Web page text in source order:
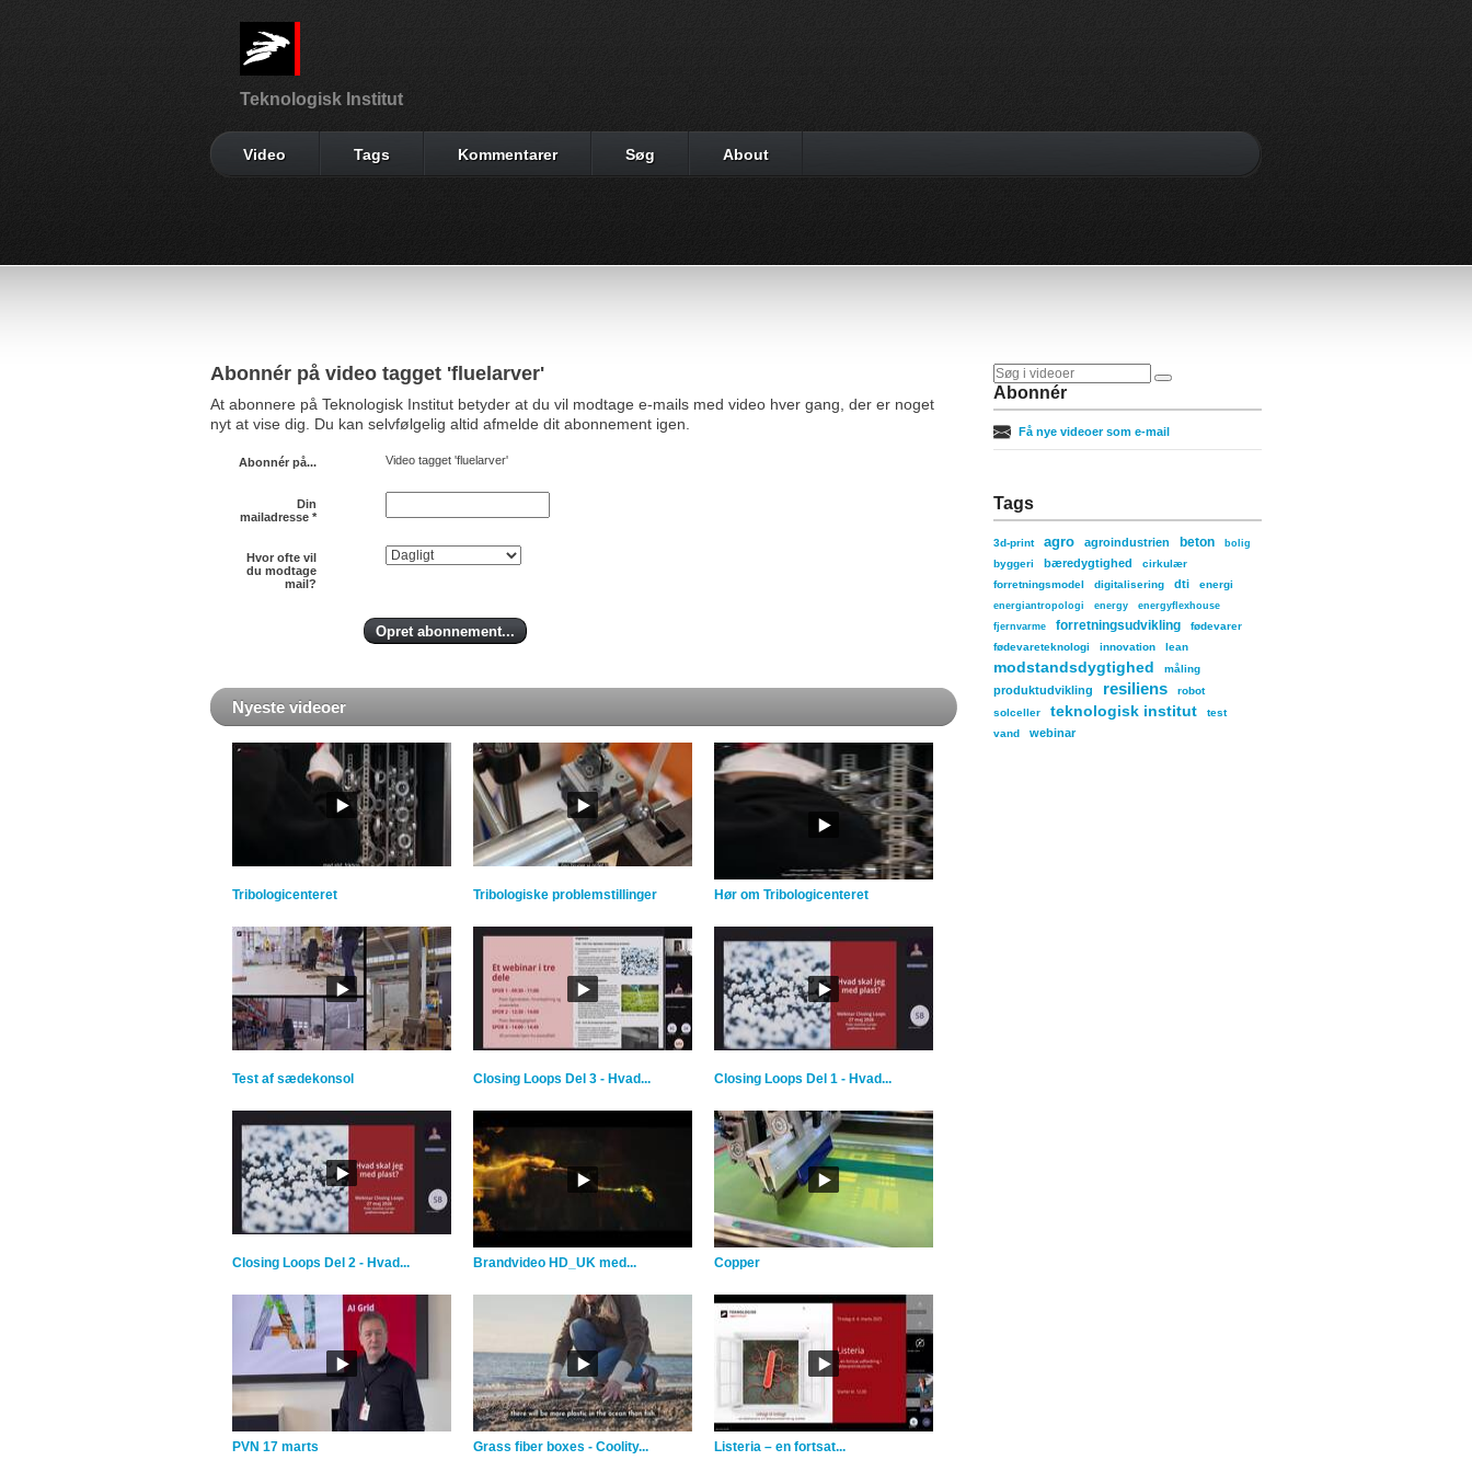
Teknologisk Institut
Video Tags Kommentarer Søg About
Abonnér
Få nye videoer som e-mail
Tags
3d-print agro agroindustrien beton bolig
byggeri bæredygtighed
cirkulær
forretningsmodel
digitalisering dti energi
energiantropologi energy
energyflexhouse
fjernvarme
forretningsudvikling
fødevarer
fødevareteknologi
innovation lean
modstandsdygtighed måling
produktudvikling resiliens
robot
solceller
teknologisk institut
test
vand
webinar
Abonnér på video tagget 'fluelarver'
At abonnere på Teknologisk Institut betyder at du vil modtage e-mails med video hver gang, der er noget
nyt at vise dig. Du kan selvfølgelig altid afmelde dit abonnement igen.
Abonnér på... Video tagget 'fluelarver'
Din
mailadresse *
Hvor ofte vil
du modtage
mail?
Nyeste videoer
Tribologicenteret Tribologiske problemstillinger Hør om Tribologicenteret
Test af sædekonsol Closing Loops Del 3 - Hvad... Closing Loops Del 1 - Hvad...
Closing Loops Del 2 - Hvad... Brandvideo HD_UK med... Copper
PVN 17 marts Grass fiber boxes - Coolity... Listeria – en fortsat...